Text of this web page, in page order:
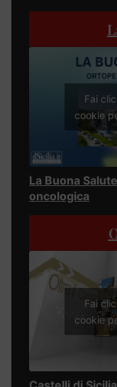
Fai
cookie
La Buona
oncologica
Fai
cookie